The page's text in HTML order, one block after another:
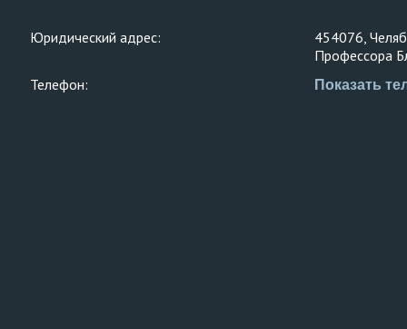
Юридический адрес:
454076,
Профессора
Телефон:
Показать